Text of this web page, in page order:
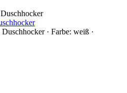
· Farbe: weiß ·